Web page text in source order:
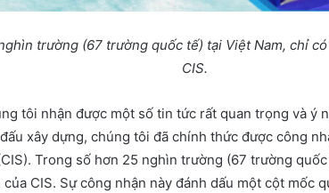
trường (67 trường quốc tế) tại Việt Nam, chỉ
CIS.
tôi nhận được một số tin tức rất quan trọng và ý
xây dựng, chúng tôi đã chính thức được công
Trong số hơn 25 nghìn trường (67 trường
CIS. Sự công nhận này đánh dấu một cột mốc